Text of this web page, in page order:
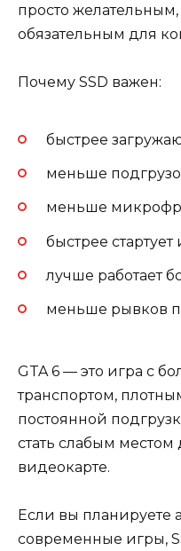
просто
обязательным для
Почему SSD важен:
быстрее
меньше
меньше
быстрее стартует
лучше работает
меньше рывков
GTA 6 — это игра с
транспортом,
постоянной
стать слабым
видеокарте.
Если вы планируете
современные игры,